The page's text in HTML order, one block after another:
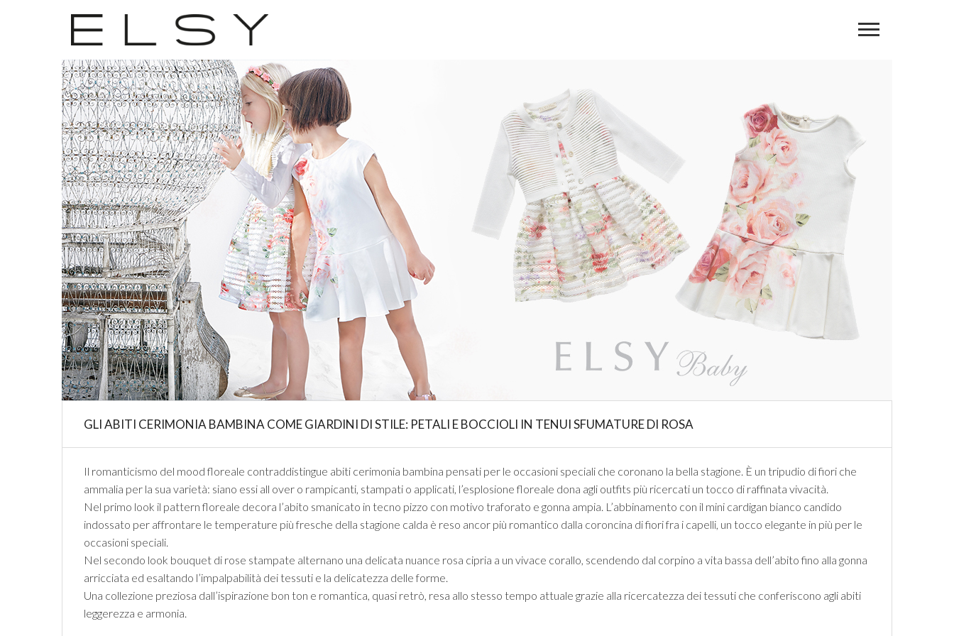
22
APR
GLI ABITI CERIMONIA BAMBINA COME GIARDINI DI STILE: PETALI E BOCCIOLI IN TENUI SFUMATURE DI ROSA
Il romanticismo del mood floreale contraddistingue abiti cerimonia bambina pensati per le occasioni speciali che coronano la bella stagione. È un tripudio di fiori che
ammalia per la sua varietà: siano essi all over o rampicanti, stampati o applicati, l’esplosione floreale dona agli outfits più ricercati un tocco di raffinata vivacità.
Nel primo look il pattern floreale decora l’abito smanicato in tecno pizzo con motivo traforato e gonna ampia. L’abbinamento con il mini cardigan bianco candido
indossato per affrontare le temperature più fresche della stagione calda è reso ancor più romantico dalla coroncina di fiori fra i capelli, un tocco elegante in più per le
occasioni speciali.
Nel secondo look bouquet di rose stampate alternano una delicata nuance rosa cipria a un vivace corallo, scendendo dal corpino a vita bassa dell’abito fino alla gonna
arricciata ed esaltando l’impalpabilità dei tessuti e la delicatezza delle forme.
Una collezione preziosa dall’ispirazione bon ton e romantica, quasi retrò, resa allo stesso tempo attuale grazie alla ricercatezza dei tessuti che conferiscono agli abiti
leggerezza e armonia.